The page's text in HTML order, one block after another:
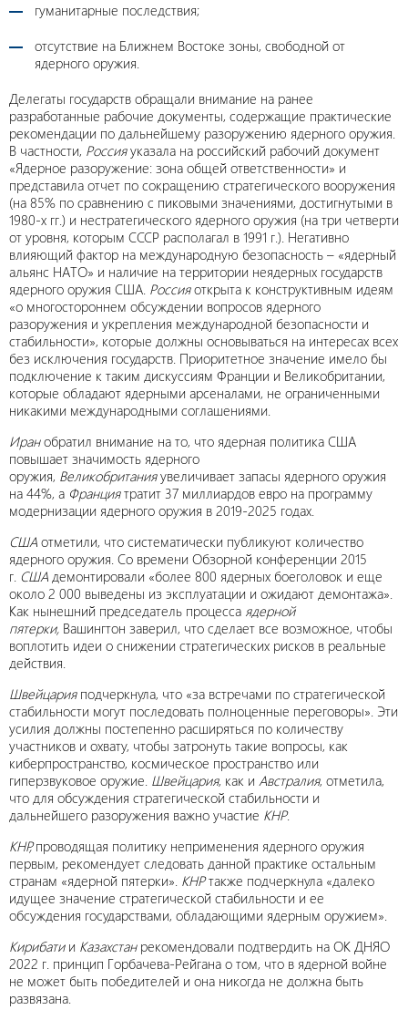
гуманитарные последствия;
отсутствие на Ближнем Востоке зоны, свободной от
ядерного оружия.
Делегаты государств обращали внимание на ранее
разработанные рабочие документы, содержащие практические
рекомендации по дальнейшему разоружению ядерного оружия.
В частности, Россияуказала на российский рабочий документ
«Ядерное разоружение: зона общей ответственности» и
представила отчет по сокращению стратегического вооружения
(на 85% по сравнению с пиковыми значениями, достигнутыми в
1980-х гг.) и нестратегического ядерного оружия (на три четверти
от уровня, которым СССР располагал в 1991 г.). Негативно
влияющий фактор на международную безопасность – «ядерный
альянс НАТО» и наличие на территории неядерных государств
ядерного оружия США. Россияоткрыта к конструктивным идеям
«о многостороннем обсуждении вопросов ядерного
разоружения и укрепления международной безопасности и
стабильности», которые должны основываться на интересах всех
без исключения государств. Приоритетное значение имело бы
подключение к таким дискуссиям Франции и Великобритании,
которые обладают ядерными арсеналами, не ограниченными
никакими международными соглашениями.
Иранобратил внимание на то, что ядерная политика США
повышает значимость ядерного
оружия, Великобританияувеличивает запасы ядерного оружия
на 44%, а Франциятратит 37 миллиардов евро на программу
модернизации ядерного оружия в 2019-2025 годах.
США отметили, что систематически публикуют количество
ядерного оружия. Со времени Обзорной конференции 2015
г. США демонтировали «более 800 ядерных боеголовок и еще
около 2 000 выведены из эксплуатации и ожидают демонтажа».
Как нынешний председатель процесса ядерной
пятерки, Вашингтон заверил, что сделает все возможное, чтобы
воплотить идеи о снижении стратегических рисков в реальные
действия.
Швейцарияподчеркнула, что «за встречами по стратегической
стабильности могут последовать полноценные переговоры». Эти
усилия должны постепенно расширяться по количеству
участников и охвату, чтобы затронуть такие вопросы, как
киберпространство, космическое пространство или
гиперзвуковое оружие. Швейцария, как и Австралия, отметила,
что для обсуждения стратегической стабильности и
дальнейшего разоружения важно участие КНР.
КНР,проводящая политику неприменения ядерного оружия
первым, рекомендует следовать данной практике остальным
странам «ядерной пятерки». КНРтакже подчеркнула «далеко
идущее значение стратегической стабильности и ее
обсуждения государствами, обладающими ядерным оружием».
Кирибати и Казахстанрекомендовали подтвердить на ОК ДНЯО
2022 г. принцип Горбачева-Рейгана о том, что в ядерной войне
не может быть победителей и она никогда не должна быть
развязана.